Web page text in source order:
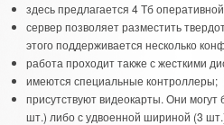
здесь предлагается 4 Тб
сервер позволяет разместить
этого поддерживается несколько
работа проходит также с жесткими
имеются специальные контроллеры;
присутствуют видеокарты. Они
шт.) либо с удвоенной шириной (3